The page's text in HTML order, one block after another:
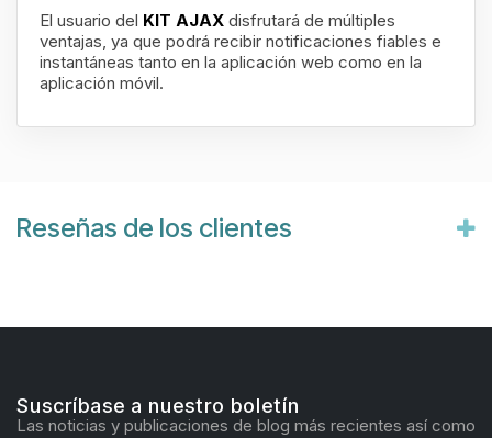
El usuario del KIT AJAX disfrutará de múltiples
ventajas, ya que podrá recibir notificaciones fiables e
instantáneas tanto en la aplicación web como en la
aplicación móvil.
Reseñas de los clientes
Suscríbase a nuestro boletín
Las noticias y publicaciones de blog más recientes así como